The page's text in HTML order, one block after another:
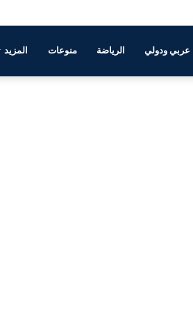
عربي ودولي الرياضة منوعات المزيد